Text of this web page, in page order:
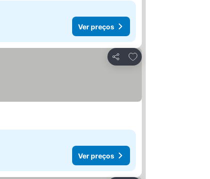
Ver preços
Partilhar
Adicionar aos favoritos
Ver preços